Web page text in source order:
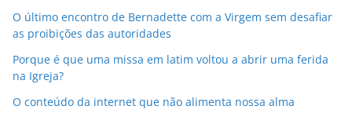
O último encontro de Bernadette com a Virgem sem desafiar
as proibições das autoridades
Porque é que uma missa em latim voltou a abrir uma ferida
na Igreja?
O conteúdo da internet que não alimenta nossa alma